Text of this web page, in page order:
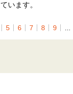
います。
5 6 7 8 9